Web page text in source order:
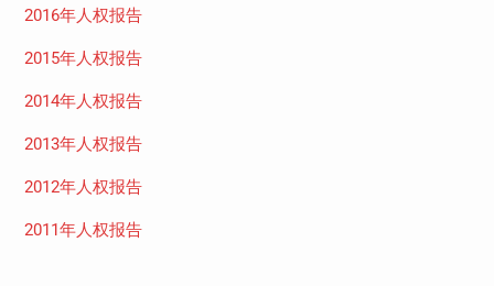
2016年人权报告
2015年人权报告
2014年人权报告
2013年人权报告
2012年人权报告
2011年人权报告